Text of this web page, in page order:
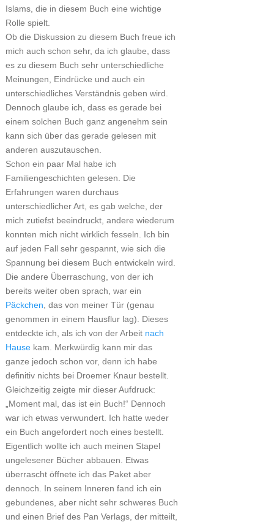
Islams, die in diesem Buch eine wichtige
Rolle spielt.
Ob die Diskussion zu diesem Buch freue ich
mich auch schon sehr, da ich glaube, dass
es zu diesem Buch sehr unterschiedliche
Meinungen, Eindrücke und auch ein
unterschiedliches Verständnis geben wird.
Dennoch glaube ich, dass es gerade bei
einem solchen Buch ganz angenehm sein
kann sich über das gerade gelesen mit
anderen auszutauschen.
Schon ein paar Mal habe ich
Familiengeschichten gelesen. Die
Erfahrungen waren durchaus
unterschiedlicher Art, es gab welche, der
mich zutiefst beeindruckt, andere wiederum
konnten mich nicht wirklich fesseln. Ich bin
auf jeden Fall sehr gespannt, wie sich die
Spannung bei diesem Buch entwickeln wird.
Die andere Überraschung, von der ich
bereits weiter oben sprach, war ein
Päckchen , das von meiner Tür (genau
genommen in einem Hausflur lag). Dieses
entdeckte ich, als ich von der Arbeit nach
Hausekam. Merkwürdig kann mir das
ganze jedoch schon vor, denn ich habe
definitiv nichts bei Droemer Knaur bestellt.
Gleichzeitig zeigte mir dieser Aufdruck:
„Moment mal, das ist ein Buch!“ Dennoch
war ich etwas verwundert. Ich hatte weder
ein Buch angefordert noch eines bestellt.
Eigentlich wollte ich auch meinen Stapel
ungelesener Bücher abbauen. Etwas
überrascht öffnete ich das Paket aber
dennoch. In seinem Inneren fand ich ein
gebundenes, aber nicht sehr schweres Buch
und einen Brief des Pan Verlags, der mitteilt,